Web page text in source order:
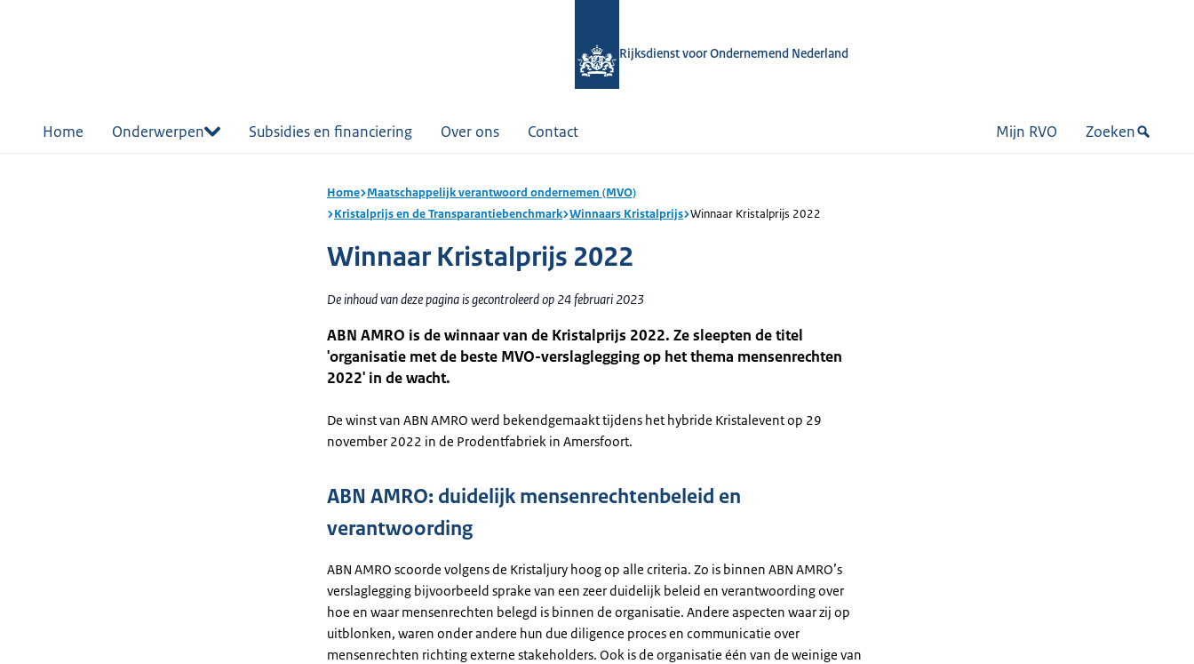
Rijksdienst voor Ondernemend Nederland
Home Onderwerpen Subsidies en financiering Over ons Contact Mijn RVO Zoeken
Home Maatschappelijk verantwoord ondernemen (MVO)
Kristalprijs en de Transparantiebenchmark Winnaars Kristalprijs Winnaar Kristalprijs 2022
Winnaar Kristalprijs 2022
De inhoud van deze pagina is gecontroleerd op 24 februari 2023
ABN AMRO is de winnaar van de Kristalprijs 2022. Ze sleepten de titel
'organisatie met de beste MVO-verslaglegging op het thema mensenrechten
2022' in de wacht.
De winst van ABN AMRO werd bekendgemaakt tijdens het hybride Kristalevent op 29
november 2022 in de Prodentfabriek in Amersfoort.
ABN AMRO: duidelijk mensenrechtenbeleid en
verantwoording
ABN AMRO scoorde volgens de Kristaljury hoog op alle criteria. Zo is binnen ABN AMRO’s
verslaglegging bijvoorbeeld sprake van een zeer duidelijk beleid en verantwoording over
hoe en waar mensenrechten belegd is binnen de organisatie. Andere aspecten waar zij op
uitblonken, waren onder andere hun due diligence proces en communicatie over
mensenrechten richting externe stakeholders. Ook is de organisatie één van de weinige van